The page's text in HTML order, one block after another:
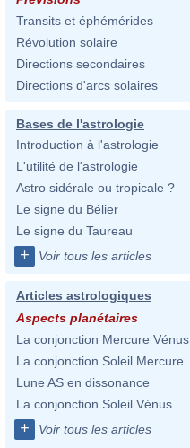
Transits et éphémérides
Révolution solaire
Directions secondaires
Directions d'arcs solaires
Bases de l'astrologie
Introduction à l'astrologie
L'utilité de l'astrologie
Astro sidérale ou tropicale ?
Le signe du Bélier
Le signe du Taureau
+ Voir tous les articles
Articles astrologiques
Aspects planétaires
La conjonction Mercure Vénus
La conjonction Soleil Mercure
Lune AS en dissonance
La conjonction Soleil Vénus
+ Voir tous les articles